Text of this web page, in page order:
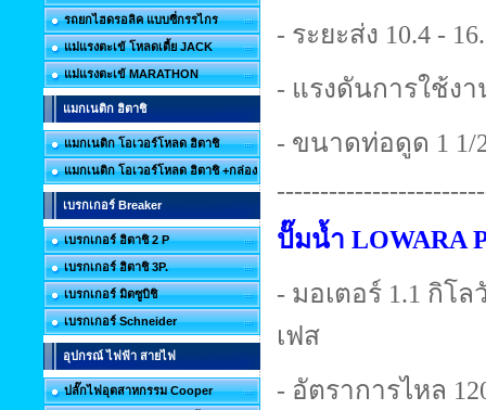
รถยกไฮดรอลิค แบบซี่กรรไกร
แม่แรงตะเข้ โหลดเตี้ย JACK
แม่แรงตะเข้ MARATHON
แมกเนติก ฮิตาชิ
แมกเนติก โอเวอร์โหลด ฮิตาชิ
แมกเนติก โอเวอร์โหลด ฮิตาชิ +กล่อง
เบรกเกอร์ Breaker
เบรกเกอร์ ฮิตาชิ 2 P
เบรกเกอร์ ฮิตาชิ 3P.
เบรกเกอร์ มิตซูบิชิ
เบรกเกอร์ Schneider
อุปกรณ์ ไฟฟ้า สายไฟ
ปลั๊กไฟอุตสาหกรรม Cooper
- ระยะส่ง 10.4 -
- แรงดันการใช้งา
- ขนาดท่อดูด 1 1/
ปั๊มน้ำ LOWARA
- มอเตอร์ 1.1 กิโล
เฟส
- อัตราการไหล